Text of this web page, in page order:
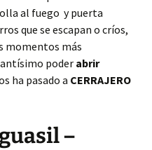
al fuego y puerta
que se escapan o críos,
momentos más
poder abrir
ha pasado a CERRAJERO
–